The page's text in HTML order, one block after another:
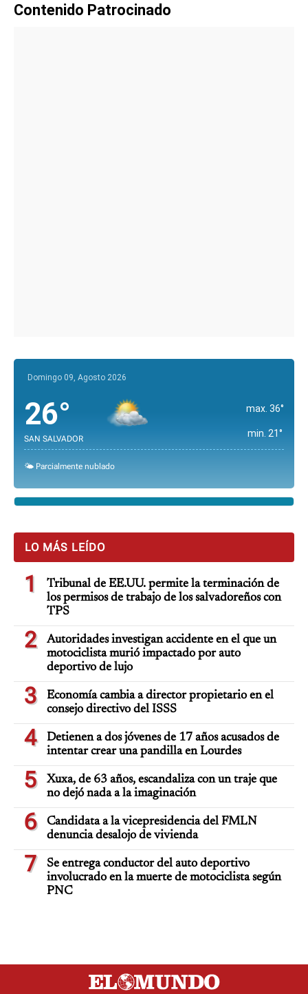
Contenido Patrocinado
Domingo 09, Agosto 2026
26°
SAN SALVADOR
max. 36°
min. 21°
🌤️ Parcialmente nublado
LO MÁS LEÍDO
1
Tribunal de EE.UU. permite la terminación de
los permisos de trabajo de los salvadoreños con
TPS
2
Autoridades investigan accidente en el que un
motociclista murió impactado por auto
deportivo de lujo
3
Economía cambia a director propietario en el
consejo directivo del ISSS
4
Detienen a dos jóvenes de 17 años acusados de
intentar crear una pandilla en Lourdes
5
Xuxa, de 63 años, escandaliza con un traje que
no dejó nada a la imaginación
6
Candidata a la vicepresidencia del FMLN
denuncia desalojo de vivienda
7
Se entrega conductor del auto deportivo
involucrado en la muerte de motociclista según
PNC